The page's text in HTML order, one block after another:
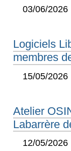
03/06/2026
Logiciels
membres
15/05/2026
Atelier
Labarrère
12/05/2026